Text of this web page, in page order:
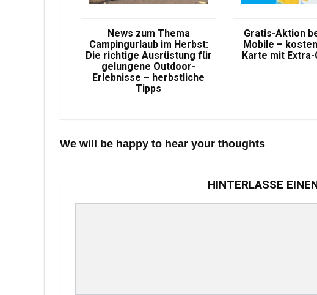
News zum Thema
Campingurlaub im Herbst:
Die richtige Ausrüstung für
gelungene Outdoor-
Erlebnisse – herbstliche
Tipps
Gratis-Aktion
Mobile –
Karte mit Extra-
We will be happy to hear your thoughts
HINTERLASSE